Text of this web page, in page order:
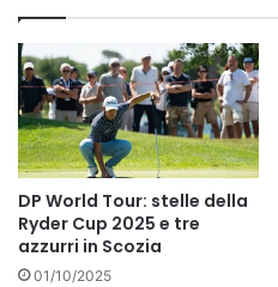
DP World Tour: stelle della
Ryder Cup 2025 e tre
azzurri in Scozia
01/10/2025